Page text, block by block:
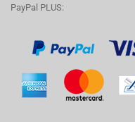
PayPal PLUS: